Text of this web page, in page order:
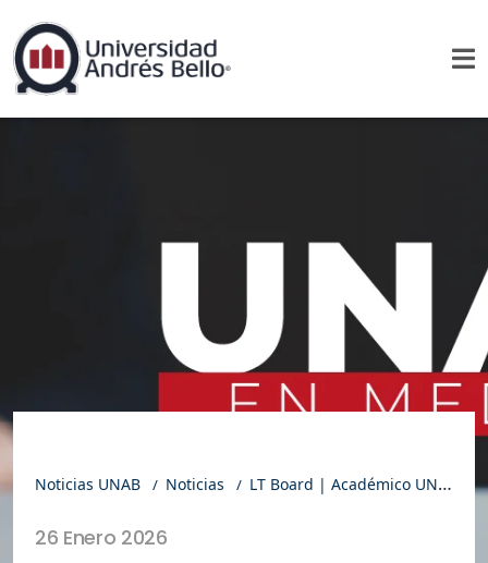
Noticias UNAB Noticias LT Board | Académico UNAB analiza la conformación del nuevo gabinete de Kast y la baja presencia de partidos
26 Enero 2026